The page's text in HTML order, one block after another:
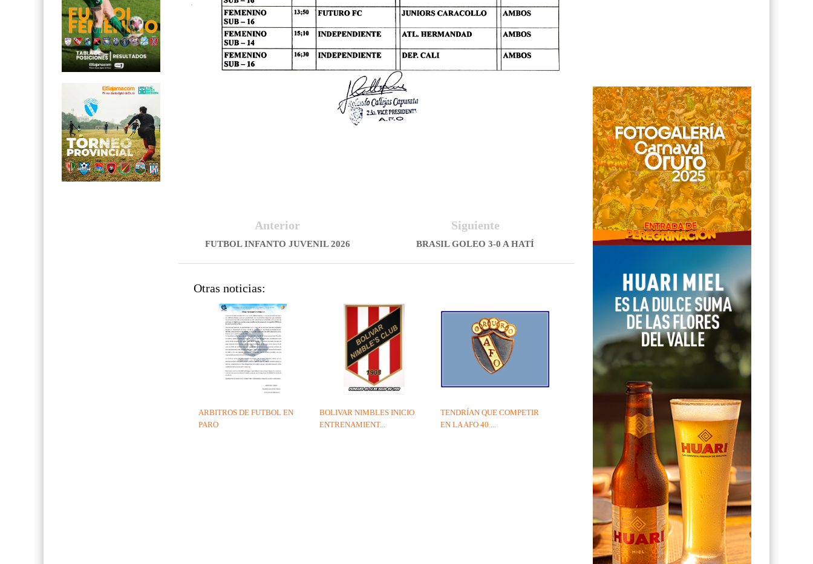
Siguiente
BRASIL GOLEO 3-0 A HATÍ
Anterior
FUTBOL INFANTO JUVENIL 2026
Otras noticias:
TENDRÍAN QUE COMPETIR
EN LA AFO 40 ...
BOLIVAR NIMBLES INICIO
ENTRENAMIENT...
ARBITROS DE FUTBOL EN
PARO